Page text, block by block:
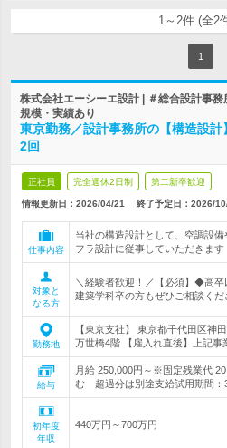
1～2件 (全2
1
株式会社エーシーエ設計 | ＃総合設計事
規模・実績あり
東京勤務／設計事務所の【構造設
2回
正社員 完全週休2日制 第二新卒歓迎
情報更新日：2026/04/21 終了予定日： 2026/
仕事内容
当社の構造設計として、空調設
フラ設計に従事していただきます
対象と
なる方
＼経験者歓迎！／【必須】◆高
建築学科卒の方もぜひご相談くだ
勤務地
【東京支社】 東京都千代田区神
万世橋4階 【雇入れ直後】上記事
給与
月給 250,000円～※固定残業代
む 超過分は別途支給試用期間：
初年度
年収
440万円～700万円